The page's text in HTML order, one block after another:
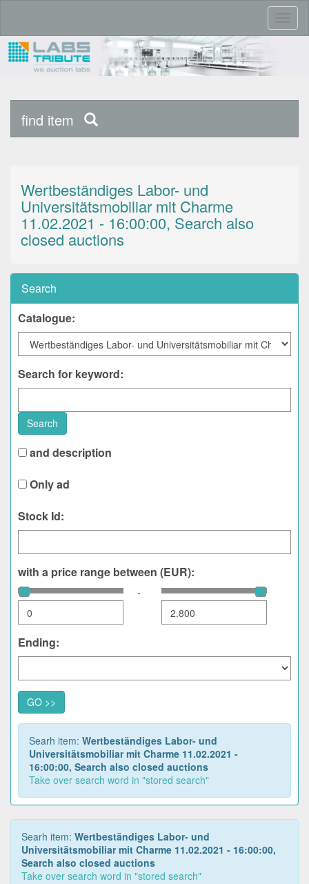
find item
Wertbeständiges Labor- und
Universitätsmobiliar mit Charme
11.02.2021 - 16:00:00, Search also
closed auctions
Search
Catalogue:
Search for keyword:
Search
and description
Only ad
Stock Id:
with a price range between (EUR):
-
Ending:
GO >>
Searh item: Wertbeständiges Labor- und
Universitätsmobiliar mit Charme 11.02.2021 -
16:00:00, Search also closed auctions
Take over search word in "stored search"
Searh item: Wertbeständiges Labor- und
Universitätsmobiliar mit Charme 11.02.2021 - 16:00:00,
Search also closed auctions
Take over search word in "stored search"